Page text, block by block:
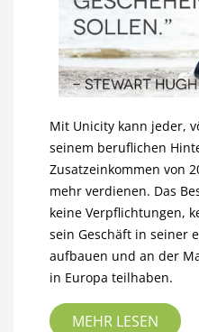
Mit Unicity kann jeder,
seinem beruflichen
Zusatzeinkommen von
mehr verdienen. Das
keine Verpflichtungen,
sein Geschäft in seiner
aufbauen und an der
in Europa teilhaben.
MEHR LESEN